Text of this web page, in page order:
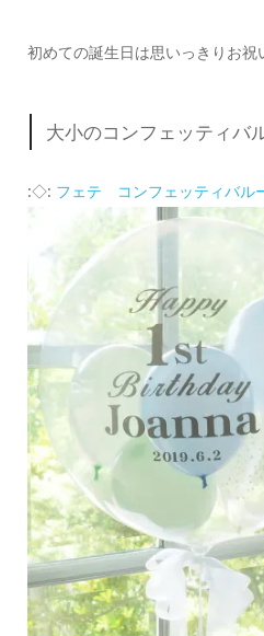
初めての誕生日は思いっきりお祝
大小のコンフェッティバ
:◇: フェテ コンフェッティバル